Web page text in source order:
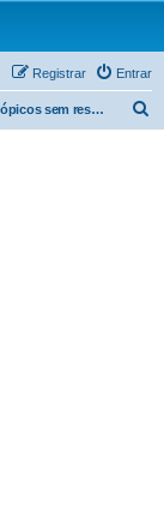
Entrar
Registrar
Tópicos sem resposta